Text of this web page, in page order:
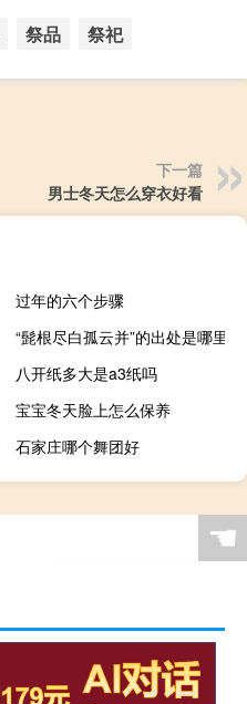
祭品 祭祀
下一篇
男士冬天怎么穿衣好看
过年的六个步骤
“髭根尽白孤云并”的出处是哪里
八开纸多大是a3纸吗
宝宝冬天脸上怎么保养
石家庄哪个舞团好
☚